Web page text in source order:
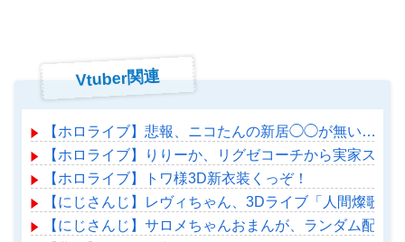
Vtuber関連
【ホロライブ】悲報、ニコたんの新居◯◯が無い…
【ホロライブ】りりーか、リグゼコーチから実家ス
【ホロライブ】トワ様3D新衣装くっぞ！
【にじさんじ】レヴィちゃん、3Dライブ「人間燦歌
【にじさんじ】サロメちゃんおまんが、ランダム配置